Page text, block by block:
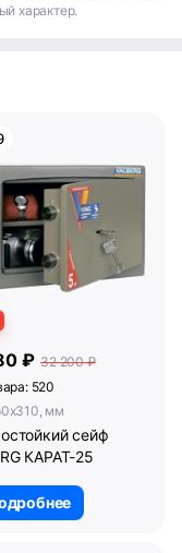
характер.
₽ 32 200 ₽
520
мм
сейф
КАРАТ-25